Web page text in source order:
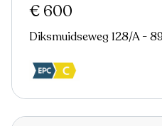
€ 600
Diksmuidseweg 128/A -